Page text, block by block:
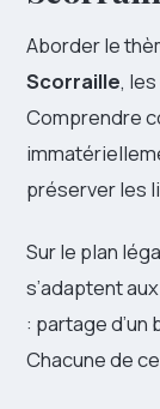
Aborder le
Scorraille,
Comprendre
préserver les
Sur le plan
s’adaptent
: partage
Chacune de